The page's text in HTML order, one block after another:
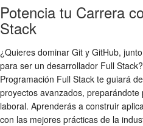
Potencia tu Carrera
Stack
¿Quieres dominar Git y GitHub,
para ser un desarrollador Full
Programación Full Stack te guiará
proyectos avanzados,
laboral. Aprenderás a construir
con las mejores prácticas de la